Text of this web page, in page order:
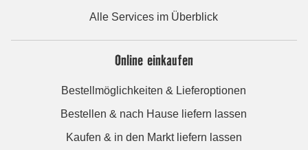
Alle Services im Überblick
Online einkaufen
Bestellmöglichkeiten & Lieferoptionen
Bestellen & nach Hause liefern lassen
Kaufen & in den Markt liefern lassen